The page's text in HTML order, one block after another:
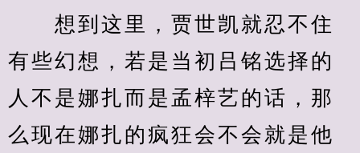
想到这里，贾世凯就忍不住
有些幻想，若是当初吕铭选择的
人不是娜扎而是孟梓艺的话，那
么现在娜扎的疯狂会不会就是他